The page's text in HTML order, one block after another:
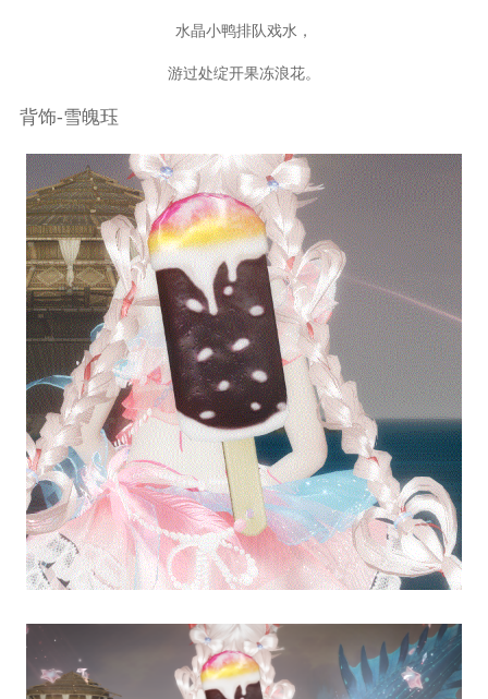
水晶小鸭排队戏水，
游过处绽开果冻浪花。
背饰-雪魄珏